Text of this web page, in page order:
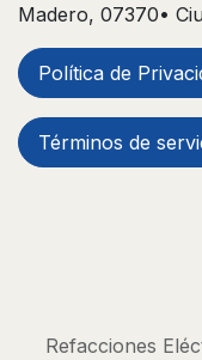
Madero, 07370•
Política de
Términos de
Refacciones